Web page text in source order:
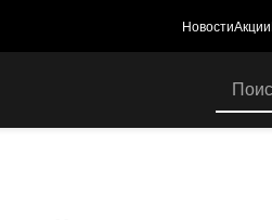
НовостиАкции